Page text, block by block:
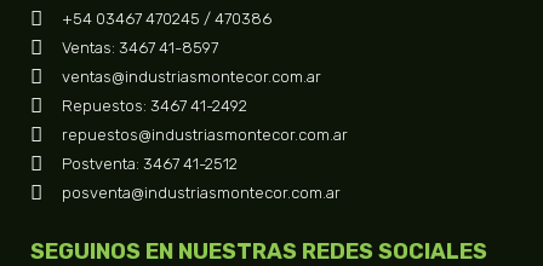
+54 03467 470245 / 470386
Ventas: 3467 41-8597
ventas@industriasmontecor.com.ar
Repuestos: 3467 41-2492
repuestos@industriasmontecor.com.ar
Postventa: 3467 41-2512
posventa@industriasmontecor.com.ar
SEGUINOS EN NUESTRAS REDES SOCIALES